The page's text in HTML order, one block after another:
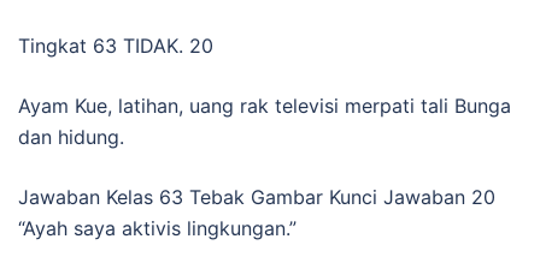
Tingkat 63 TIDAK. 20
Ayam Kue, latihan, uang rak televisi merpati tali Bunga
dan hidung.
Jawaban Kelas 63 Tebak Gambar Kunci Jawaban 20
“Ayah saya aktivis lingkungan.”